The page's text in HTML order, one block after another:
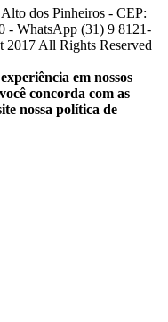
dos Pinheiros - CEP:
- WhatsApp (31) 9 8121-
All Rights Reserved
em nossos
concorda com as
nossa política de